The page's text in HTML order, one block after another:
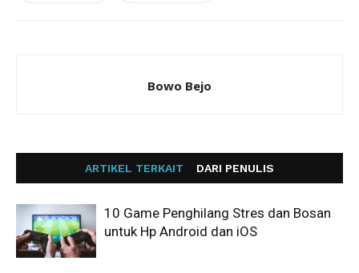
Bowo Bejo
ARTIKEL TERKAIT DARI PENULIS
10 Game Penghilang Stres dan Bosan
untuk Hp Android dan iOS